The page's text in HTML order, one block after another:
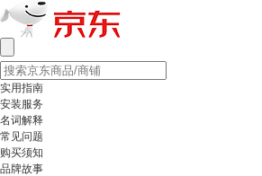
实用指南
安装服务
名词解释
常见问题
购买须知
品牌故事